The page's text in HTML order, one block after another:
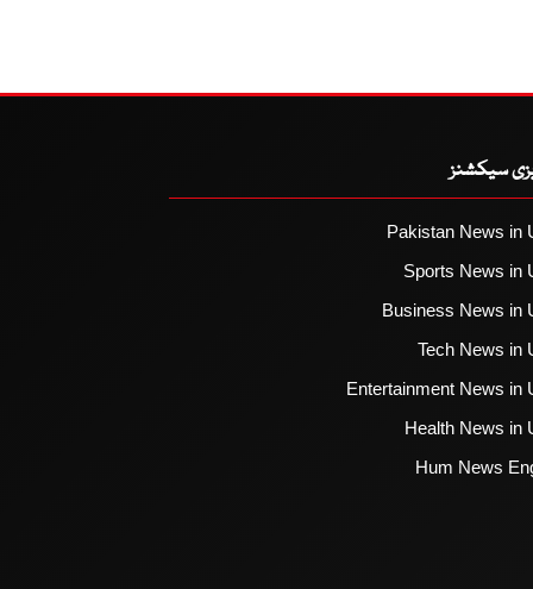
سیکشنز
Pakistan News in
Sports News in
Business News in
Tech News in
Entertainment News in
Health News in
Hum News